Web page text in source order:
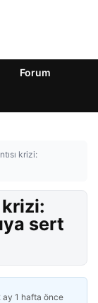
Forum
krizi:
krizi:
sert
ay 1 hafta önce